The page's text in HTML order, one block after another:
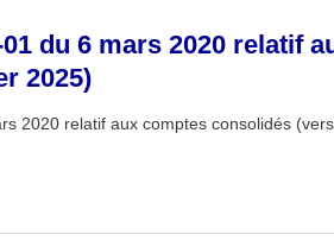
01 du 6 mars 2020 relatif
2025)
2020 relatif aux comptes consolidés